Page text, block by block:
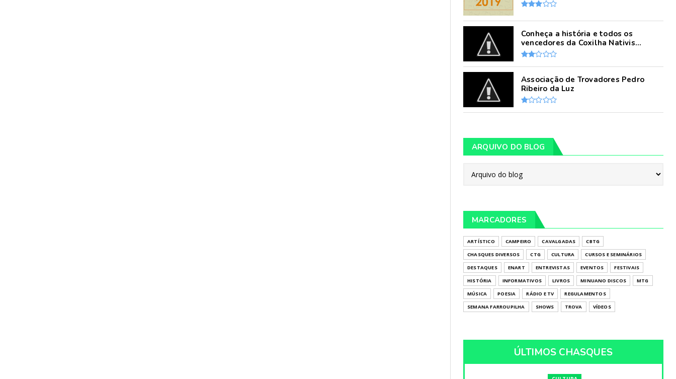
Conheça a história e todos os
vencedores da Coxilha Nativis...
Associação de Trovadores Pedro
Ribeiro da Luz
ARQUIVO DO BLOG
MARCADORES
ARTÍSTICO CAMPEIRO CAVALGADAS
CBTG
CHASQUES DIVERSOS
CTG CULTURA
CURSOS E SEMINÁRIOS
DESTAQUES
ENART ENTREVISTAS EVENTOS
FESTIVAIS
HISTÓRIA
INFORMATIVOS LIVROS MINUANO DISCOS
MTG
MÚSICA
POESIA RÁDIO E TV
REGULAMENTOS
SEMANA FARROUPILHA
SHOWS TROVA VÍDEOS
ÚLTIMOS CHASQUES